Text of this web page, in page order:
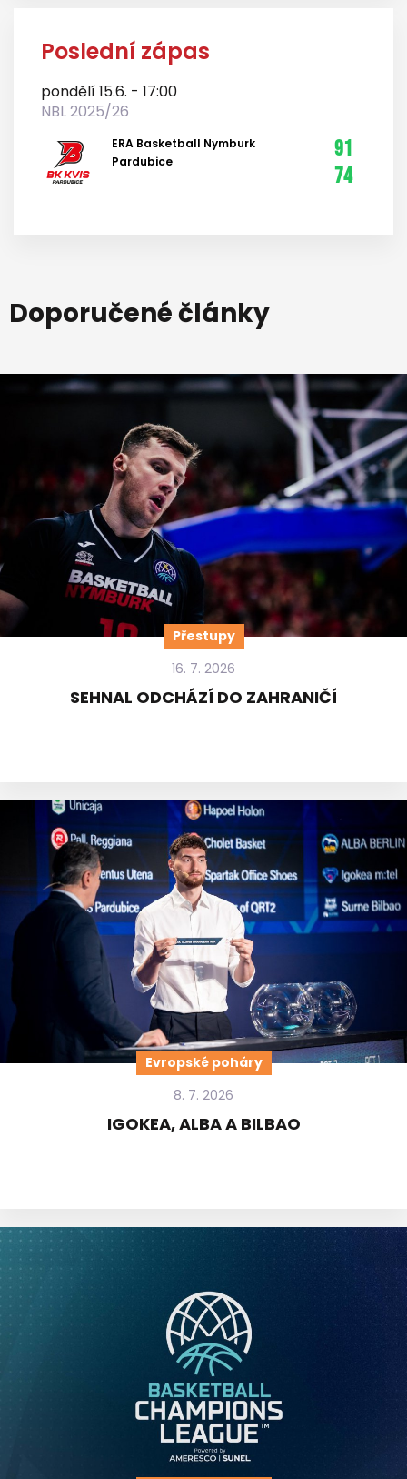
Poslední zápas
pondělí 15.6. - 17:00
NBL 2025/26
ERA Basketball Nymburk
Pardubice
91
74
Doporučené články
Přestupy
16. 7. 2026
SEHNAL ODCHÁZÍ DO ZAHRANIČÍ
Evropské poháry
8. 7. 2026
IGOKEA, ALBA A BILBAO